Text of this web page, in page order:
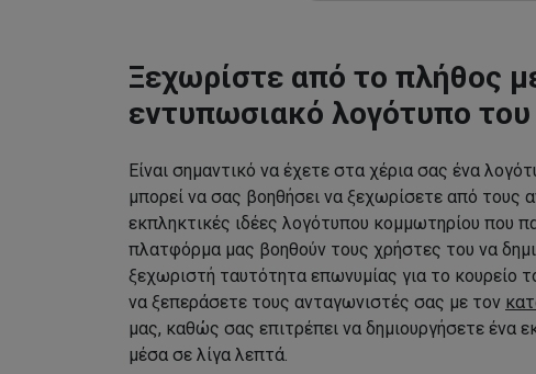
Ξεχωρίστε από το πλήθος
εντυπωσιακό λογότυπο
Είναι σημαντικό να έχετε στα χέρια σας ένα
μπορεί να σας βοηθήσει να ξεχωρίσετε από τους
εκπληκτικές ιδέες λογότυπου κομμωτηρίου που
πλατφόρμα μας βοηθούν τους χρήστες του να
ξεχωριστή ταυτότητα επωνυμίας για το κουρείο
να ξεπεράσετε τους ανταγωνιστές σας με τον
μας, καθώς σας επιτρέπει να δημιουργήσετε ένα
μέσα σε λίγα λεπτά.